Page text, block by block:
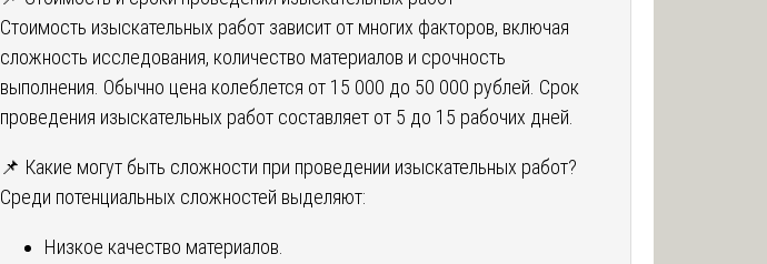
Стоимость изыскательных работ зависит от многих факторов, включая
сложность исследования, количество материалов и срочность
выполнения. Обычно цена колеблется от 15 000 до 50 000 рублей. Срок
проведения изыскательных работ составляет от 5 до 15 рабочих дней.
📌 Какие могут быть сложности при проведении изыскательных работ?
Среди потенциальных сложностей выделяют:
Низкое качество материалов.